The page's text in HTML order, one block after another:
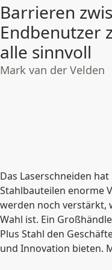
Barrieren
Endbenutzer
alle sinnvoll
Mark van der Velden
Das Laserschneiden
Stahlbauteilen enorme
werden noch verstärkt,
Wahl ist. Ein
Plus Stahl den
und Innovation bieten.